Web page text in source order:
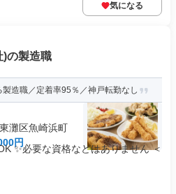
気になる
)の製造職
造職／定着率95％／神戸転勤なし
灘区魚崎浜町
円
✨必要な資格などはありません ＜